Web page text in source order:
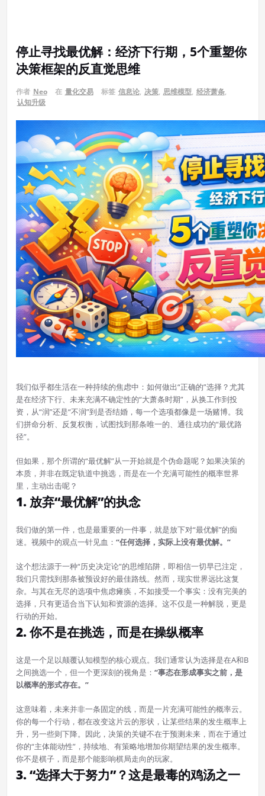
停止寻找最优解：经济下行期，5个重塑你
决策框架的反直觉思维
作者 Neo 在 量化交易 标签 信息论, 决策, 思维模型, 经济萧条,
认知升级
我们似乎都生活在一种持续的焦虑中：如何做出“正确的”选择？尤其
是在经济下行、未来充满不确定性的“大萧条时期”，从换工作到投
资，从“润”还是“不润”到是否结婚，每一个选项都像是一场赌博。我
们拼命分析、反复权衡，试图找到那条唯一的、通往成功的“最优路
径”。
但如果，那个所谓的“最优解”从一开始就是个伪命题呢？如果决策的
本质，并非在既定轨道中挑选，而是在一个充满可能性的概率世界
里，主动出击呢？
1. 放弃“最优解”的执念
我们做的第一件，也是最重要的一件事，就是放下对“最优解”的痴
迷。视频中的观点一针见血： “任何选择，实际上没有最优解。”
这个想法源于一种“历史决定论”的思维陷阱，即相信一切早已注定，
我们只需找到那条被预设好的最佳路线。然而，现实世界远比这复
杂。与其在无尽的选项中焦虑瘫痪，不如接受一个事实：没有完美的
选择，只有更适合当下认知和资源的选择。这不仅是一种解脱，更是
行动的开始。
2. 你不是在挑选，而是在操纵概率
这是一个足以颠覆认知模型的核心观点。我们通常认为选择是在A和B
之间挑选一个，但一个更深刻的视角是： “事态在形成事实之前，是
以概率的形式存在。”
这意味着，未来并非一条固定的线，而是一片充满可能性的概率云。
你的每一个行动，都在改变这片云的形状，让某些结果的发生概率上
升，另一些则下降。因此，决策的关键不在于预测未来，而在于通过
你的“主体能动性”，持续地、有策略地增加你期望结果的发生概率。
你不是棋子，而是那个能影响棋局走向的玩家。
3. “选择大于努力”？这是最毒的鸡汤之一